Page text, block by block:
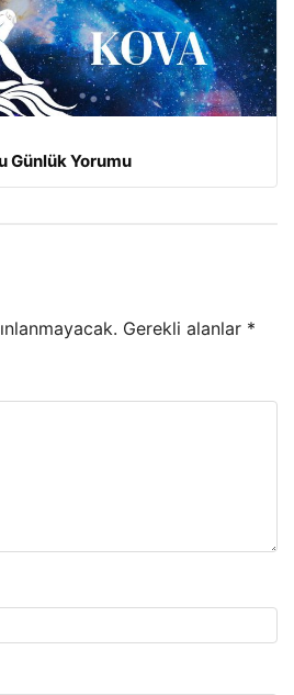
Günlük Yorumu
Gerekli alanlar *